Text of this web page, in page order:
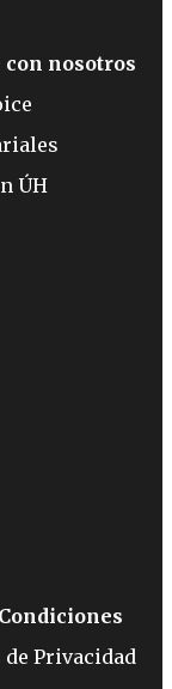
nosotros
ÚH
Privacidad